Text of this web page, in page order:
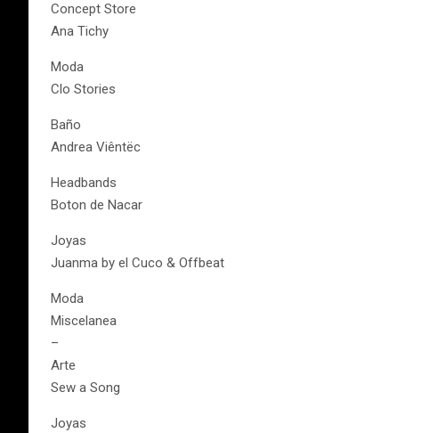
Concept Store
Ana Tichy
Moda
Clo Stories
Baño
Andrea Viêntëc
Headbands
Boton de Nacar
Joyas
Juanma by el Cuco & Offbeat
Moda
Miscelanea
–
Arte
Sew a Song
Joyas